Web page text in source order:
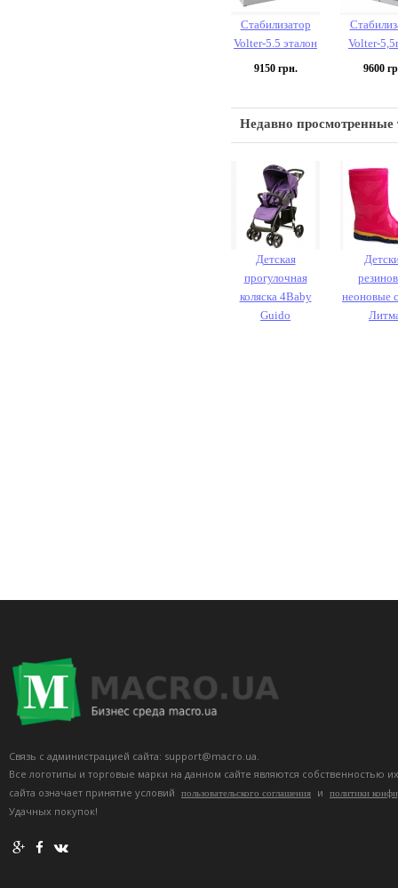
Стабилизатор
Volter-5.5 эталон
9150грн.
Volter-
9600
Недавно просмотренные
Детская
прогулочная
коляска 4Baby
Guido
неоновые
Связь с администрацией сайта: support@macro.ua.
Все логотипы и торговые марки на данном сайте являются собственностью
сайта означает принятие условий
пользовательского соглашения и политики
Удачных покупок!